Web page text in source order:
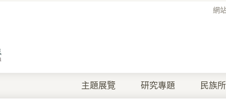
網
主題展覽 研究專題 民族